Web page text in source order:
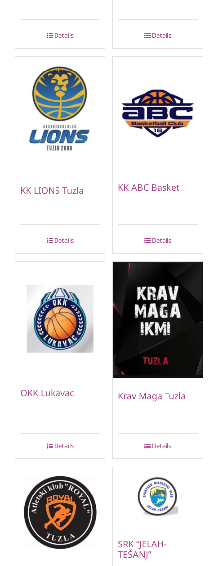
Details Details
KK LIONS Tuzla
Details
KK ABC Basket
Details
OKK Lukavac
Details
Krav Maga Tuzla
Details
SRK “JELAH-
TEŠANJ”